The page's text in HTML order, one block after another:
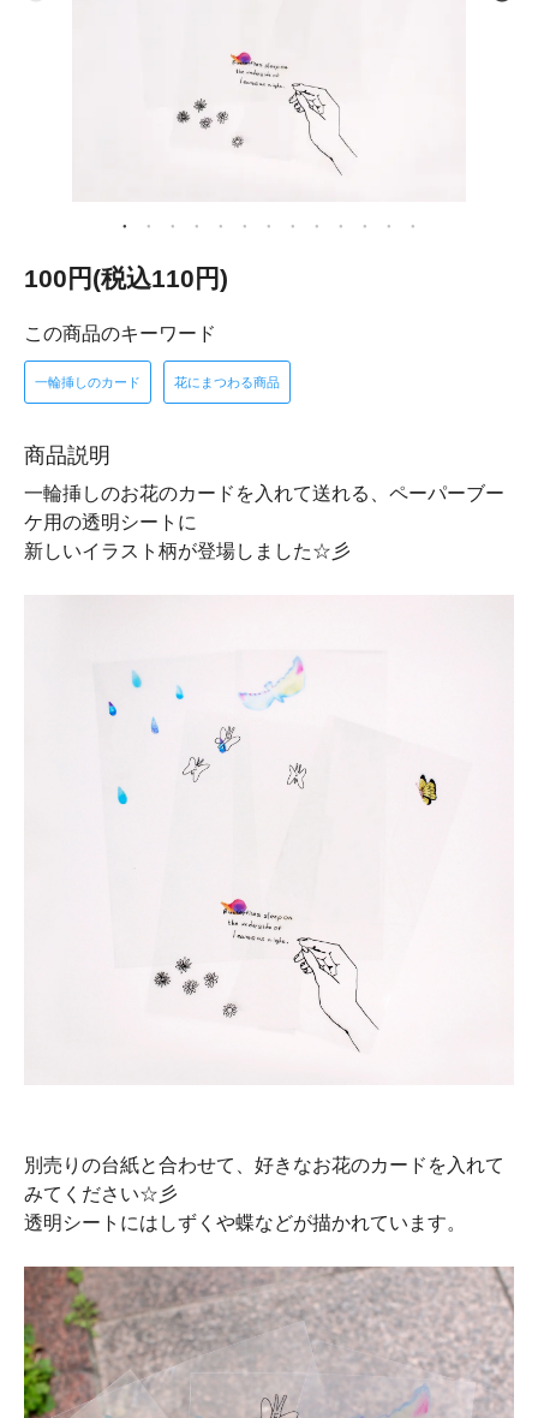
100円(税込110円)
この商品のキーワード
一輪挿しのカード 花にまつわる商品
商品説明
一輪挿しのお花のカードを入れて送れる、ペーパーブー
ケ用の透明シートに
新しいイラスト柄が登場しました☆彡
別売りの台紙と合わせて、好きなお花のカードを入れて
みてください☆彡
透明シートにはしずくや蝶などが描かれています。